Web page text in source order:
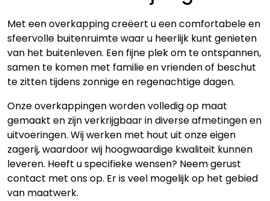
Met een overkapping creëert u een comfortabele en
sfeervolle buitenruimte waar u heerlijk kunt genieten
van het buitenleven. Een fijne plek om te ontspannen,
samen te komen met familie en vrienden of beschut
te zitten tijdens zonnige en regenachtige dagen.
Onze overkappingen worden volledig op maat
gemaakt en zijn verkrijgbaar in diverse afmetingen en
uitvoeringen. Wij werken met hout uit onze eigen
zagerij, waardoor wij hoogwaardige kwaliteit kunnen
leveren. Heeft u specifieke wensen? Neem gerust
contact met ons op. Er is veel mogelijk op het gebied
van maatwerk.